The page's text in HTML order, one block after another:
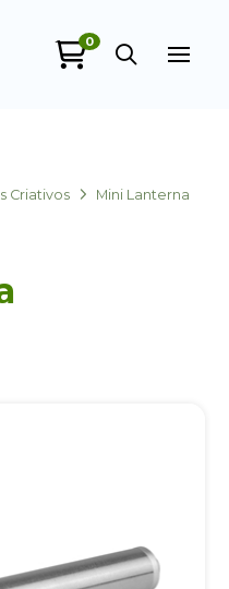
0
Criativos Mini Lanterna
comunicações.